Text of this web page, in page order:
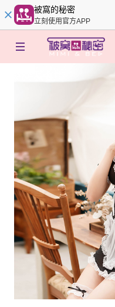
被窩的秘密
立刻使用官方APP